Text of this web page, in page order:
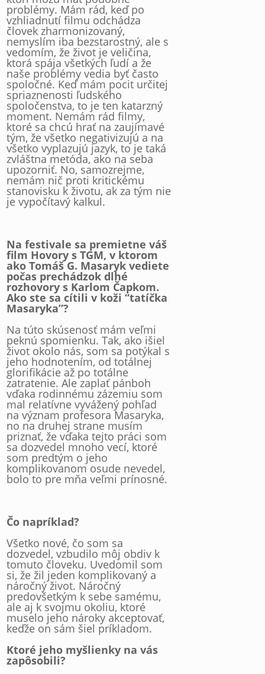
problémy. Mám rád, keď po
vzhliadnutí filmu odchádza
človek zharmonizovaný,
nemyslím iba bezstarostný, ale s
vedomím, že život je veličina,
ktorá spája všetkých ľudí a že
naše problémy vedia byť často
spoločné. Keď mám pocit určitej
spriaznenosti ľudského
spoločenstva, to je ten katarzný
moment. Nemám rád filmy,
ktoré sa chcú hrať na zaujímavé
tým, že všetko negativizujú a na
všetko vyplazujú jazyk, to je taká
zvláštna metóda, ako na seba
upozorniť. No, samozrejme,
nemám nič proti kritickému
stanovisku k životu, ak za tým nie
je vypočítavý kalkul.
Na festivale sa premietne váš
film Hovory s TGM, v ktorom
ako Tomáš G. Masaryk vediete
počas prechádzok dlhé
rozhovory s Karlom Čapkom.
Ako ste sa cítili v koži “tatíčka
Masaryka”?
Na túto skúsenosť mám veľmi
peknú spomienku. Tak, ako išiel
život okolo nás, som sa potýkal s
jeho hodnotením, od totálnej
glorifikácie až po totálne
zatratenie. Ale zaplať pánboh
vďaka rodinnému zázemiu som
mal relatívne vyvážený pohľad
na význam profesora Masaryka,
no na druhej strane musím
priznať, že vďaka tejto práci som
sa dozvedel mnoho vecí, ktoré
som predtým o jeho
komplikovanom osude nevedel,
bolo to pre mňa veľmi prínosné.
Čo napríklad?
Všetko nové, čo som sa
dozvedel, vzbudilo môj obdiv k
tomuto človeku. Uvedomil som
si, že žil jeden komplikovaný a
náročný život. Náročný
predovšetkým k sebe samému,
ale aj k svojmu okoliu, ktoré
muselo jeho nároky akceptovať,
keďže on sám šiel príkladom.
Ktoré jeho myšlienky na vás
zapôsobili?